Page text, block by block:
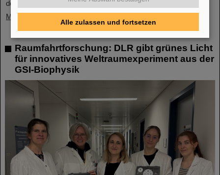
der modernen…
Mehr »
Raumfahrtforschung: DLR gibt grünes Licht
für innovatives Weltraumexperiment aus der
GSI-Biophysik
Alle zulassen und fortsetzen